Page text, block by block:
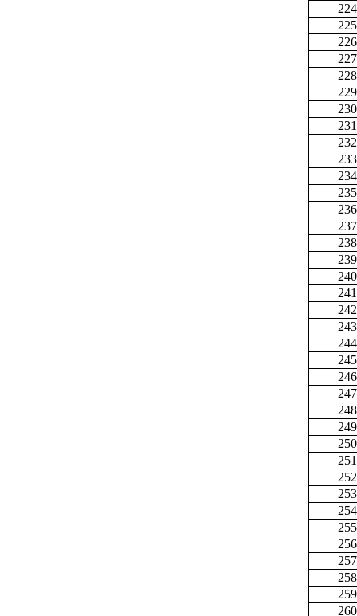
224
225
226
227
228
229
230
231
232
233
234
235
236
237
238
239
240
241
242
243
244
245
246
247
248
249
250
251
252
253
254
255
256
257
258
259
260